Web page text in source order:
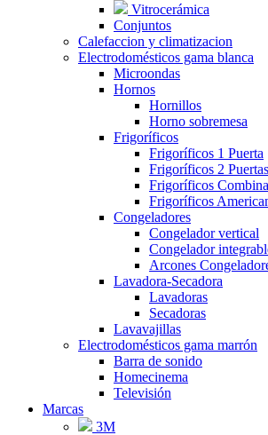
Vitrocerámica
Conjuntos
Calefaccion y climatizacion
Electrodomésticos gama blanca
Microondas
Hornos
Hornillos
Horno sobremesa
Frigoríficos
Frigoríficos 1 Puerta
Frigoríficos 2 Puertas
Frigoríficos
Frigoríficos
Congeladores
Congelador vertical
Congelador
Arcones
Lavadora-Secadora
Lavadoras
Secadoras
Lavavajillas
Electrodomésticos gama marrón
Barra de sonido
Homecinema
Televisión
Marcas
3M